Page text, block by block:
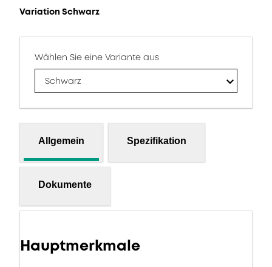
Variation Schwarz
Wählen Sie eine Variante aus
Schwarz
Allgemein Spezifikation
Dokumente
Hauptmerkmale